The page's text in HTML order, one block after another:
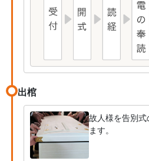
出棺
故人様を告別
ます。